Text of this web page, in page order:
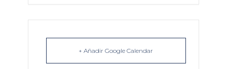
+ Añadir Google Calendar